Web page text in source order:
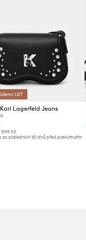
LST
Lagerfeld Jeans
3199 Kč
za posledních 30 dnů před poskytnutím